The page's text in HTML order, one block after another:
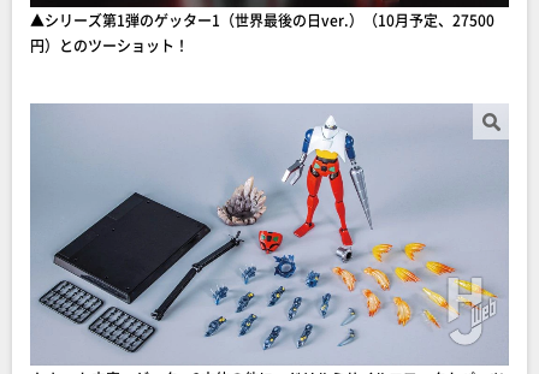
▲シリーズ第1弾のゲッター1（世界最後の日ver.）（10月予定、27500
円）とのツーショット！